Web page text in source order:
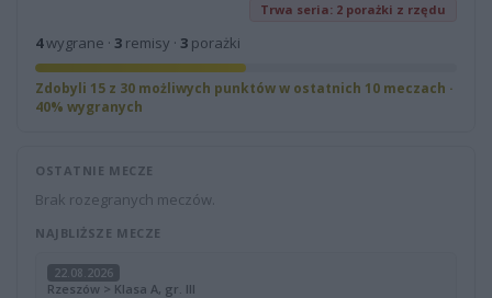
Trwa seria: 2 porażki z rzędu
4wygrane · 3 remisy · 3 porażki
Zdobyli 15 z 30 możliwych punktów w ostatnich 10 meczach ·
40% wygranych
OSTATNIE MECZE
Brak rozegranych meczów.
NAJBLIŻSZE MECZE
22.08.2026
Rzeszów > Klasa A, gr. III